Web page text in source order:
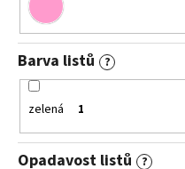
Barva listů ?
zelená 1
Opadavost listů ?